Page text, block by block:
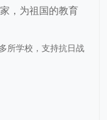
，为祖国的教育
所学校，支持抗日战